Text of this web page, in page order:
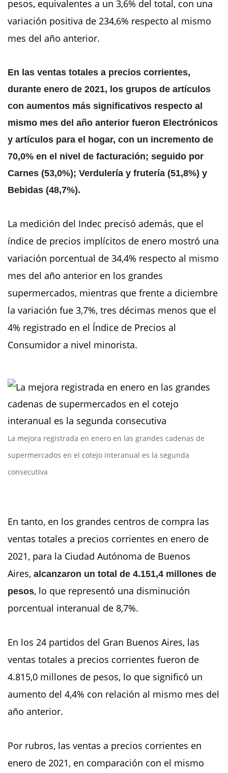
pesos, equivalentes a un 3,6% del total, con una
variación positiva de 234,6% respecto al mismo
mes del año anterior.
En las ventas totales a precios corrientes,
durante enero de 2021, los grupos de artículos
con aumentos más significativos respecto al
mismo mes del año anterior fueron Electrónicos
y artículos para el hogar, con un incremento de
70,0% en el nivel de facturación; seguido por
Carnes (53,0%); Verdulería y frutería (51,8%) y
Bebidas (48,7%).
La medición del Indec precisó además, que el
índice de precios implícitos de enero mostró una
variación porcentual de 34,4% respecto al mismo
mes del año anterior en los grandes
supermercados, mientras que frente a diciembre
la variación fue 3,7%, tres décimas menos que el
4% registrado en el Índice de Precios al
Consumidor a nivel minorista.
La mejora registrada en enero en las grandes cadenas de
supermercados en el cotejo interanual es la segunda
consecutiva
En tanto, en los grandes centros de compra las
ventas totales a precios corrientes en enero de
2021, para la Ciudad Autónoma de Buenos
Aires, alcanzaron un total de 4.151,4 millones de
pesos, lo que representó una disminución
porcentual interanual de 8,7%.
En los 24 partidos del Gran Buenos Aires, las
ventas totales a precios corrientes fueron de
4.815,0 millones de pesos, lo que significó un
aumento del 4,4% con relación al mismo mes del
año anterior.
Por rubros, las ventas a precios corrientes en
enero de 2021, en comparación con el mismo